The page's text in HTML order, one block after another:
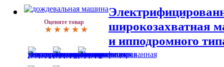
Оцените товар
широкозахватная
и ипподромного